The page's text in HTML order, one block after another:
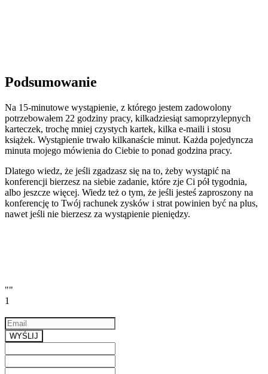
Podsumowanie
Na 15-minutowe wystąpienie, z którego jestem zadowolony
potrzebowałem 22 godziny pracy, kilkadziesiąt samoprzylepnych
karteczek, trochę mniej czystych kartek, kilka e-maili i stosu
książek. Wystąpienie trwało kilkanaście minut. Każda pojedyncza
minuta mojego mówienia do Ciebie to ponad godzina pracy.
Dlatego wiedz, że jeśli zgadzasz się na to, żeby wystąpić na
konferencji bierzesz na siebie zadanie, które zje Ci pół tygodnia,
albo jeszcze więcej. Wiedz też o tym, że jeśli jesteś zaproszony na
konferencję to Twój rachunek zysków i strat powinien być na plus,
nawet jeśli nie bierzesz za wystąpienie pieniędzy.
""
1
WYŚLIJ